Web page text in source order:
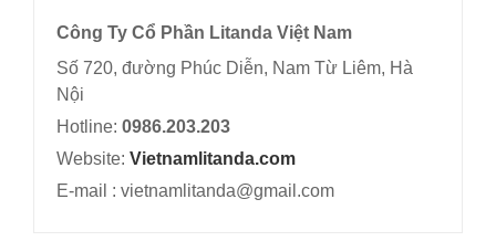
Công Ty Cổ Phần Litanda Việt Nam
Số 720, đường Phúc Diễn, Nam Từ Liêm, Hà
Nội
Hotline: 0986.203.203
Website: Vietnamlitanda.com
E-mail : vietnamlitanda@gmail.com